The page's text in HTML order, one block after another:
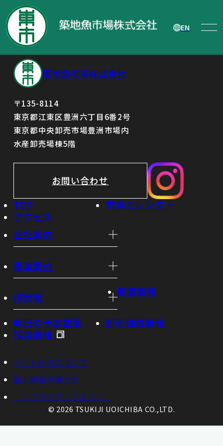
EN
自己株式の処分に関する取締役会決議公
告
築地魚市場株式会社
〒135-8114
東京都江東区豊洲六丁目6番2号
東京都中央卸売市場豊洲市場内
水産卸売場棟5階
お問い合わせ
TOP
市場カレンダー
アクセス
会社案内
事業案内
IR情報 新着情報
明日の予定数量
卸売価格情報
採用情報
サイト利用について
個人情報保護方針
コンプライアンスポリシー
© 2026 TSUKIJI UOICHIBA CO.,LTD.